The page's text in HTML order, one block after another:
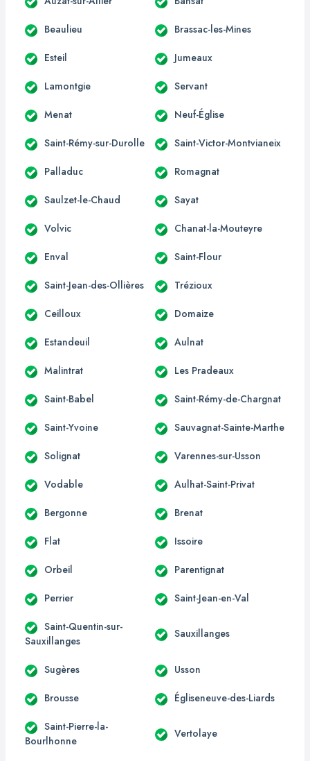
Beaulieu Brassac-les-Mines
Esteil Jumeaux
Lamontgie Servant
Menat Neuf-Église
Saint-Rémy-sur-Durolle Saint-Victor-Montvianeix
Palladuc Romagnat
Saulzet-le-Chaud Sayat
Volvic Chanat-la-Mouteyre
Enval Saint-Flour
Saint-Jean-des-Ollières Trézioux
Ceilloux Domaize
Estandeuil Aulnat
Malintrat Les Pradeaux
Saint-Babel Saint-Rémy-de-Chargnat
Saint-Yvoine Sauvagnat-Sainte-Marthe
Solignat Varennes-sur-Usson
Vodable Aulhat-Saint-Privat
Bergonne Brenat
Flat Issoire
Orbeil Parentignat
Perrier Saint-Jean-en-Val
Saint-Quentin-sur-
Sauxillanges
Sauxillanges
Sugères Usson
Brousse Égliseneuve-des-Liards
Saint-Pierre-la-
Bourlhonne
Vertolaye